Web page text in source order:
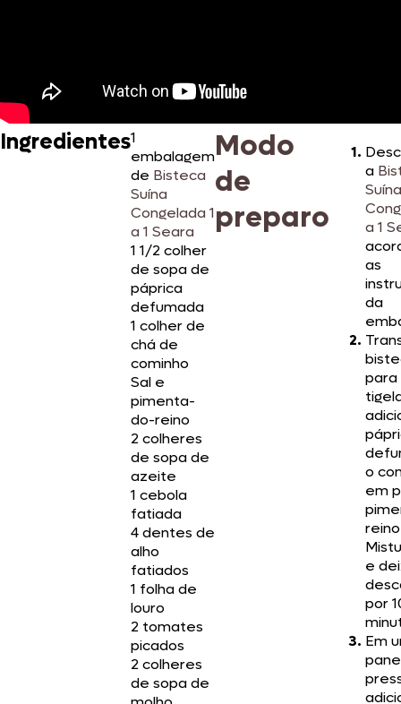
Ingredientes1
embalagem
de Bisteca
Suína
Congelada 1
a 1 Seara
1 1/2 colher
de sopa de
páprica
defumada
1 colher de
chá de
cominho
Sal e
pimenta-
do-reino
2 colheres
de sopa de
azeite
1 cebola
fatiada
4 dentes de
alho
fatiados
1 folha de
louro
2 tomates
picados
2 colheres
de sopa de
Modo
de
preparo
a
Suína
a 1
as
da
para
o
em
e
por
Em